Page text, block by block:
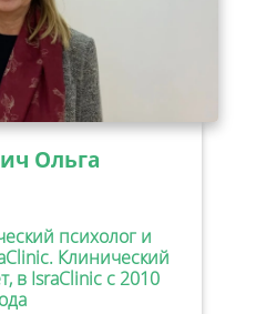
Ольга
психолог и
Клинический
в IsraClinic с 2010